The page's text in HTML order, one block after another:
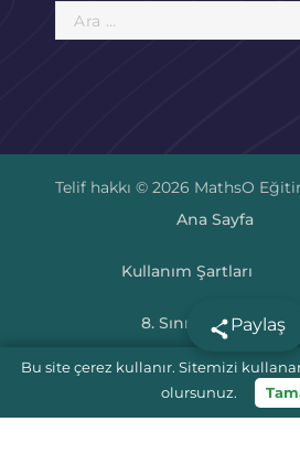
Bu site çerez kullanır. Sitemizi
olursunuz.
Arama:
Telif hakkı © 2026 MathsO
Ana Sayfa
Kullanım Şartları
8. Sınıf Matematik
LGS Puan
Paylaş